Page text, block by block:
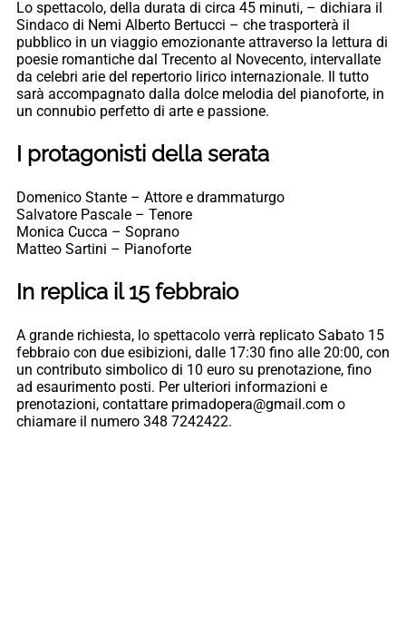
Lo spettacolo, della durata di circa 45 minuti, – dichiara il
Sindaco di Nemi Alberto Bertucci – che trasporterà il
pubblico in un viaggio emozionante attraverso la lettura di
poesie romantiche dal Trecento al Novecento, intervallate
da celebri arie del repertorio lirico internazionale. Il tutto
sarà accompagnato dalla dolce melodia del pianoforte, in
un connubio perfetto di arte e passione.
I protagonisti della serata
Domenico Stante – Attore e drammaturgo
Salvatore Pascale – Tenore
Monica Cucca – Soprano
Matteo Sartini – Pianoforte
In replica il 15 febbraio
A grande richiesta, lo spettacolo verrà replicato Sabato 15
febbraio con due esibizioni, dalle 17:30 fino alle 20:00, con
un contributo simbolico di 10 euro su prenotazione, fino
ad esaurimento posti. Per ulteriori informazioni e
prenotazioni, contattare primadopera@gmail.com o
chiamare il numero 348 7242422.